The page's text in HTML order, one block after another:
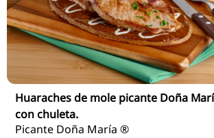
Huaraches de mole picante Doña
con chuleta.
Picante Doña María ®